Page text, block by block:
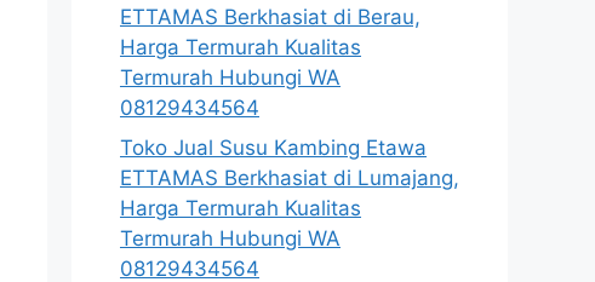
ETTAMAS Berkhasiat di Berau,
Harga Termurah Kualitas
Termurah Hubungi WA
08129434564
Toko Jual Susu Kambing Etawa
ETTAMAS Berkhasiat di Lumajang,
Harga Termurah Kualitas
Termurah Hubungi WA
08129434564